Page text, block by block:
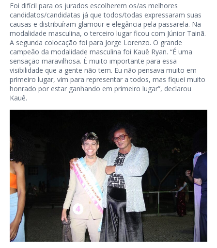
Foi difícil para os jurados escolherem os/as melhores
candidatos/candidatas já que todos/todas expressaram suas
causas e distribuíram glamour e elegância pela passarela. Na
modalidade masculina, o terceiro lugar ficou com Júnior Tainã.
A segunda colocação foi para Jorge Lorenzo. O grande
campeão da modalidade masculina foi Kauê Ryan. “É uma
sensação maravilhosa. É muito importante para essa
visibilidade que a gente não tem. Eu não pensava muito em
primeiro lugar, vim para representar a todos, mas fiquei muito
honrado por estar ganhando em primeiro lugar”, declarou
Kauê.